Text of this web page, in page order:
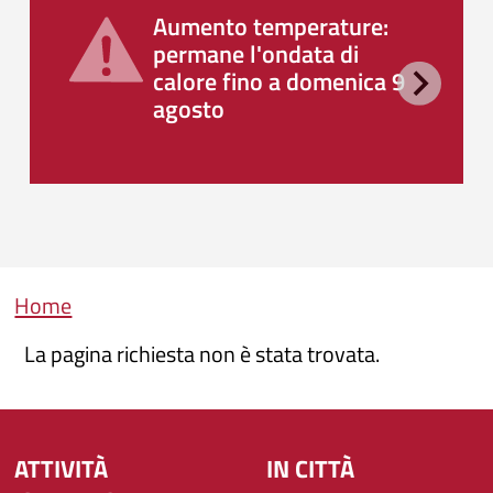
Aumento temperature:
permane l'ondata di
calore fino a domenica 9
agosto
Briciole di pane
Home
La pagina richiesta non è stata trovata.
ATTIVITÀ
IN CITTÀ